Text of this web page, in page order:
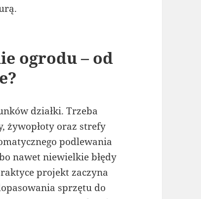
ogrodu – od
działki. Trzeba
żywopłoty oraz strefy
podlewania
nawet niewielkie błędy
projekt zaczyna
sprzętu do